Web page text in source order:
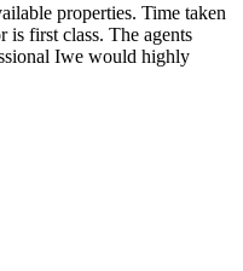
properties. Time taken
is first class. The agents
Iwe would highly